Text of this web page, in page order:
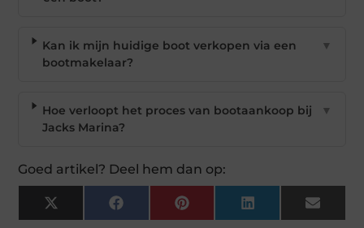
Kan ik mijn huidige boot verkopen via een
bootmakelaar?
▼
Hoe verloopt het proces van bootaankoop bij
Jacks Marina?
▼
Goed artikel? Deel hem dan op:
X
(Twitter)
Facebook Pinterest LinkedIn Email